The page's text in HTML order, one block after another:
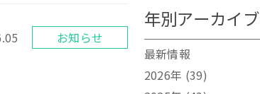
お知らせ
年別アーカイブ
最新情報
2026年 (39)